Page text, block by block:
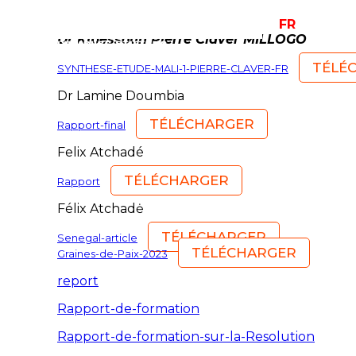
FR
Dr Kibessoun Pierre Claver MILLOGO
SYNTHESE-ETUDE-MALI-1-PIERRE-CLAVER-FR
Dr Lamine Doumbia
Rapport-final TÉLÉCHARGER
Felix Atchadé
Rapport TÉLÉCHARGER
Félix Atchadė
Senegal-article TÉLÉCHARGER
Graines-de-Paix-2023 TÉLÉCHARGER
report
Rapport-de-formation
Rapport-de-formation-sur-la-Resolution